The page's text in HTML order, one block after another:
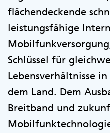
flächendeckende
leistungsfähige
Schlüssel für
Lebensverhältnisse
dem Land. Dem
Breitband und